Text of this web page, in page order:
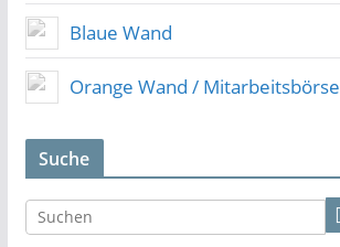
Blaue Wand
Orange Wand / Mitarbeitsbörse
Suche